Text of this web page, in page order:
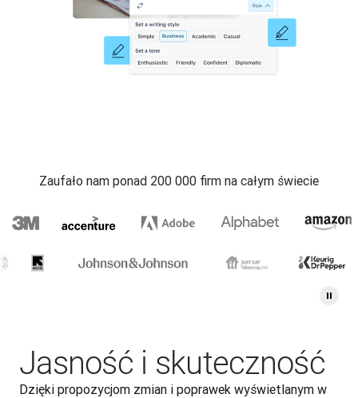
Zaufało nam ponad 200 000 firm na całym świecie
Jasność i skuteczność
Dzięki propozycjom zmian i poprawek wyświetlanym w